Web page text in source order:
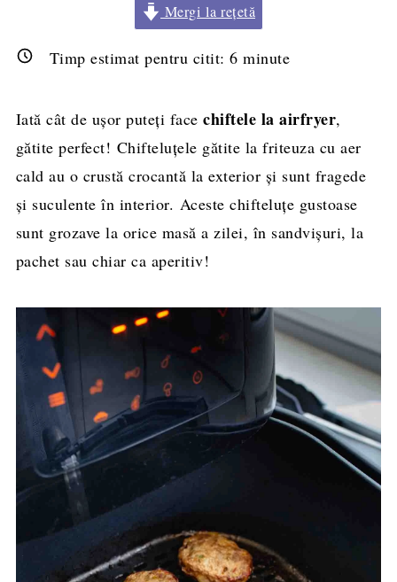
Mergi la rețetă
Timp estimat pentru citit:6 minute
Iată cât de ușor puteți facechiftele la airfryer,
gătite perfect! Chifteluțele gătite la friteuza cu aer
cald au o crustă crocantă la exterior și sunt fragede
și suculente în interior. Aceste chifteluțe gustoase
sunt grozave la orice masă a zilei, în sandvișuri, la
pachet sau chiar ca aperitiv!